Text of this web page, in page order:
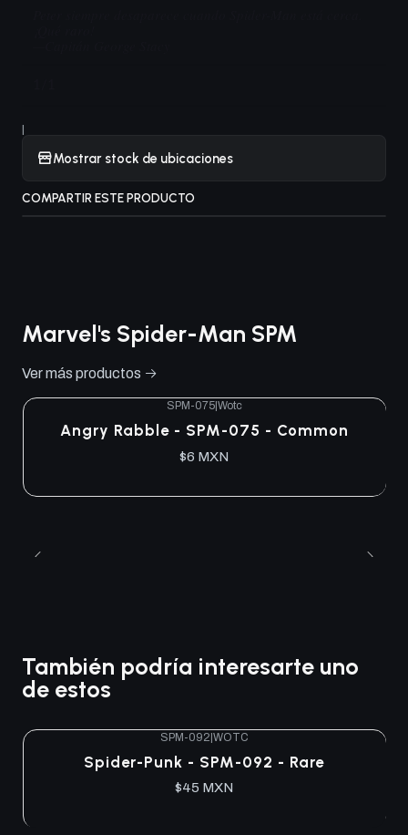
|
Mostrar stock de ubicaciones
COMPARTIR ESTE PRODUCTO
Marvel's Spider-Man SPM
Ver más productos
SPM-075| Wotc
Angry Rabble - SPM-075 - Common
$6 MXN
También podría interesarte uno
de estos
Agotado
SPM-092|WOTC
Spider-Punk - SPM-092 - Rare
$45 MXN